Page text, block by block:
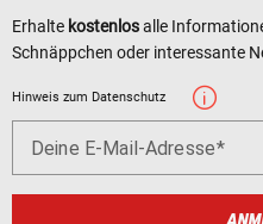
Erhalte kostenlosalle
Schnäppchen oder interessante
Hinweis zum Datenschutz
Deine E-Mail-Adresse